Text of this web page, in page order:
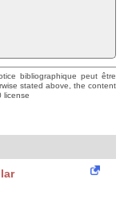
bibliographique peut être
stated above, the content
license